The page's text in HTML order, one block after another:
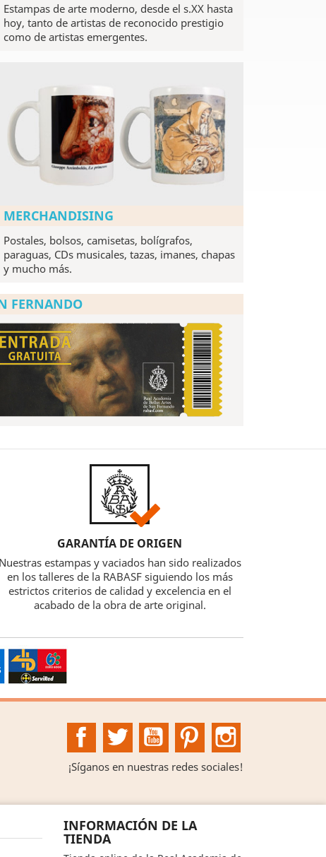
Estampas de arte moderno, desde el s.XX hasta
hoy, tanto de artistas de reconocido prestigio
como de artistas emergentes.
MERCHANDISING
Postales, bolsos, camisetas, bolígrafos,
paraguas, CDs musicales, tazas, imanes, chapas
y mucho más.
FERNANDO
GARANTÍA DE ORIGEN
Nuestras estampas y vaciados han sido realizados
en los talleres de la RABASF siguiendo los más
estrictos criterios de calidad y excelencia en el
acabado de la obra de arte original.
FacebookTwitter YouTubePinterest
¡Síganos en nuestras redes sociales!
INFORMACIÓN DE LA
TIENDA